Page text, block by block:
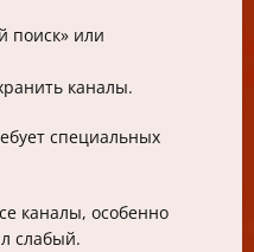
поиск» или
каналы.
специальных
каналы, особенно
слабый.